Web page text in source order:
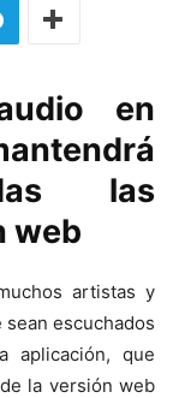
en
las
web
artistas y
escuchados
aplicación, que
la versión web